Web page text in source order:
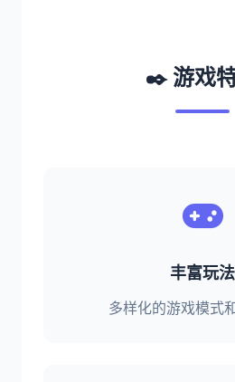
✒️ 游戏
丰富玩法
多样化的游戏模式